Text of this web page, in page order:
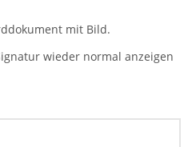
mit Bild.
wieder normal anzeigen